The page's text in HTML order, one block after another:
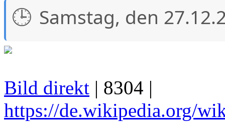
Samstag, den
Bild direkt | 8304 |
https://de.wikipedia.org/